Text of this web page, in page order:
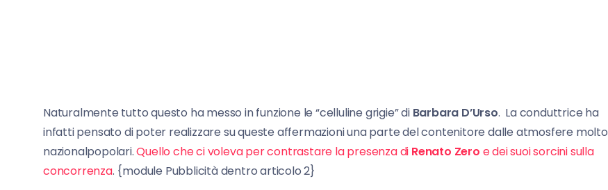
Naturalmente tutto questo ha messo in funzione le “celluline grigie” di Barbara D’Urso. La conduttrice ha
infatti pensato di poter realizzare su queste affermazioni una parte del contenitore dalle atmosfere molto
nazionalpopolari.Quello che ci voleva per contrastare la presenza di Renato Zero e dei suoi sorcini sulla
concorrenza. {module Pubblicità dentro articolo 2}